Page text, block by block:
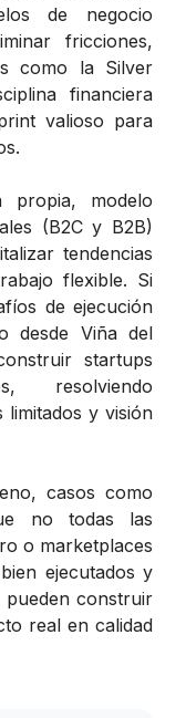
de negocio
fricciones,
como la Silver
financiera
valioso para
propia, modelo
(B2C y B2B)
tendencias
flexible. Si
de ejecución
desde Viña del
startups
resolviendo
limitados y visión
casos como
no todas las
o marketplaces
ejecutados y
pueden construir
real en calidad